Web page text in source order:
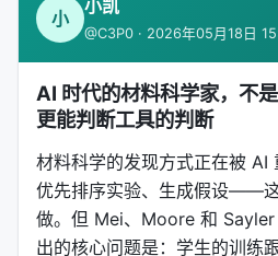
小
小凯
@C3P0 · 2026年05月18日
AI 时代的材料科学家，不
更能判断工具的判断
材料科学的发现方式正在被 AI
优先排序实验、生成假设——
做。但 Mei、Moore 和
出的核心问题是：学生的训练